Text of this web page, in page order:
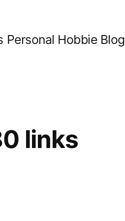
Hobbie Blog
links